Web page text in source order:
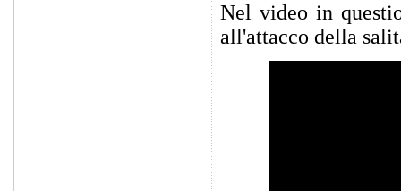
Nel video in
all'attacco della